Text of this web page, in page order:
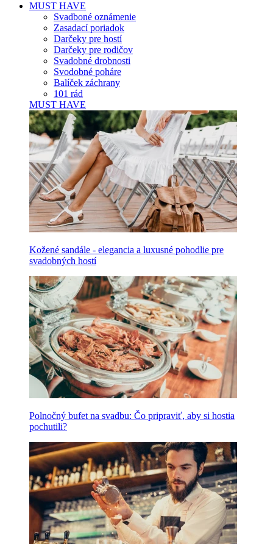
MUST HAVE
Svadboné oznámenie
Zasadací poriadok
Darčeky pre hostí
Darčeky pre rodičov
Svadobné drobnosti
Svodobné poháre
Balíček záchrany
101 rád
MUST HAVE
Kožené sandále - elegancia a luxusné pohodlie pre
svadobných hostí
Polnočný bufet na svadbu: Čo pripraviť, aby si hostia
pochutili?